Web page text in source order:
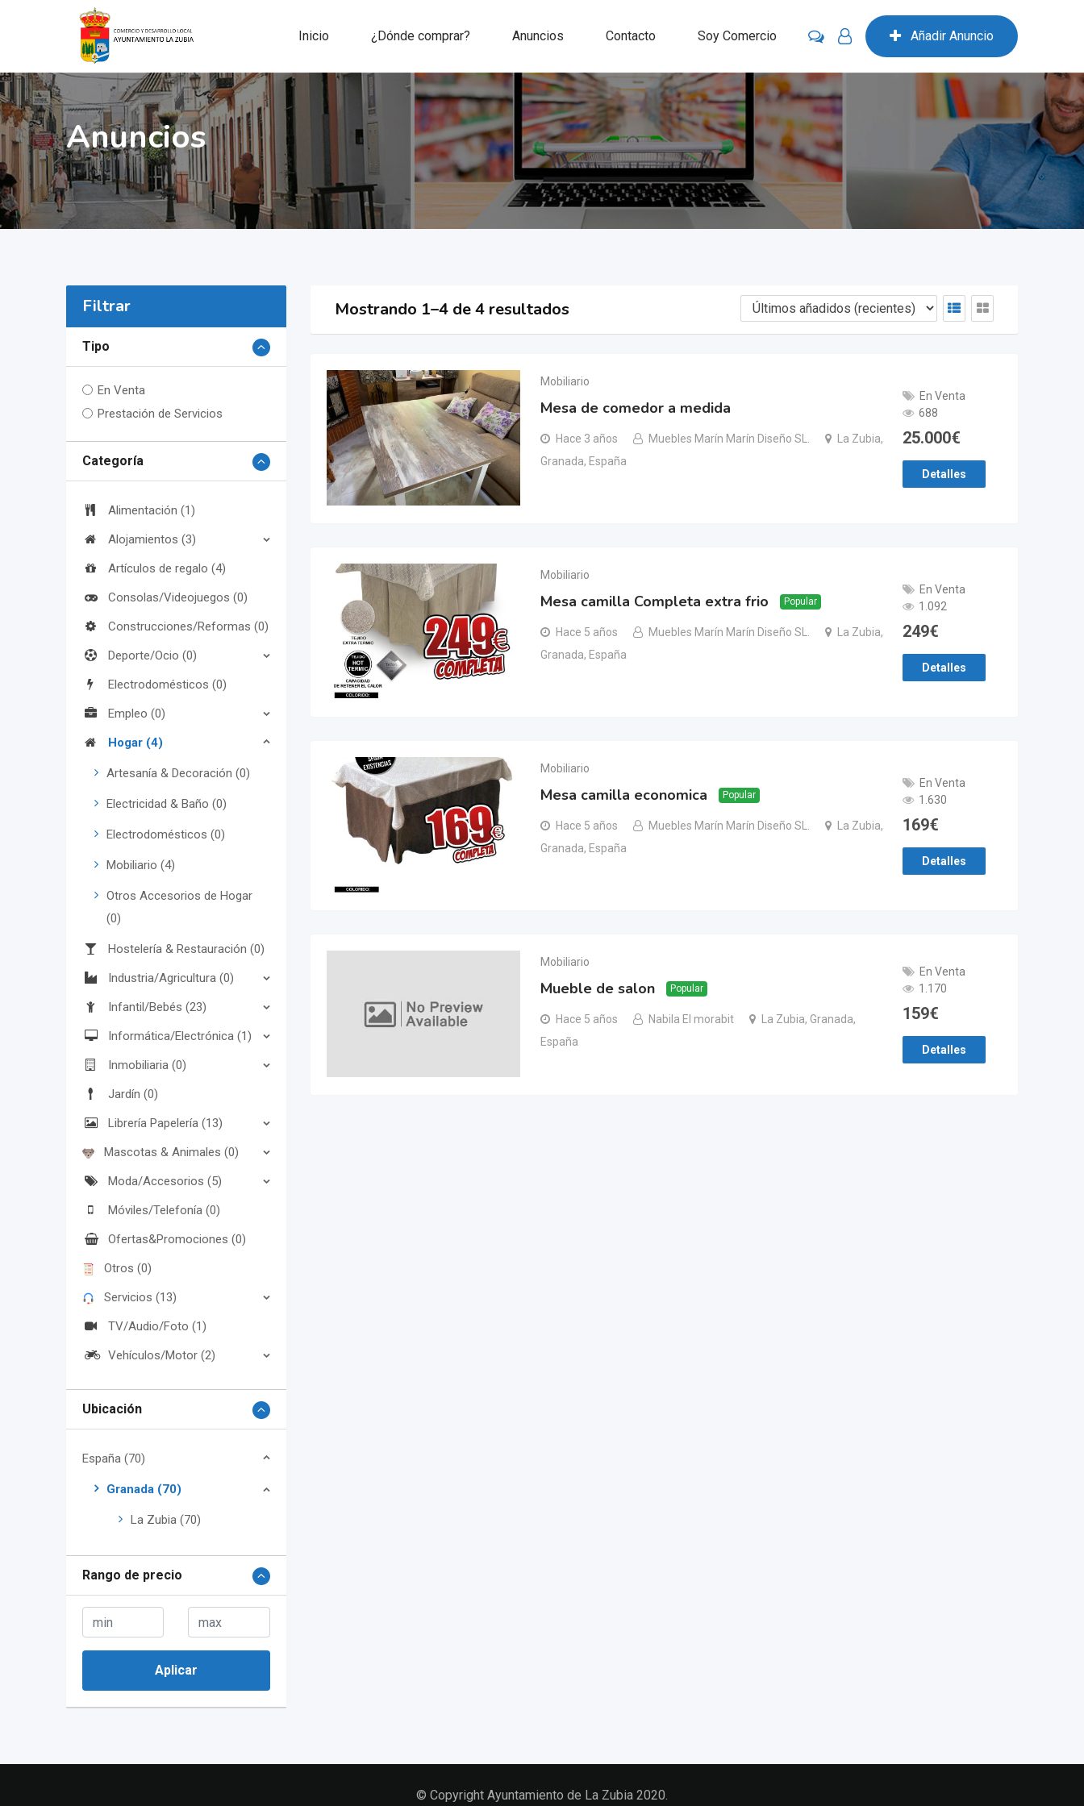
Añadir Anuncio
Inicio ¿Dónde comprar? Anuncios Contacto Soy Comercio
Anuncios
Filtrar
Tipo
En Venta
Prestación de Servicios
Categoría
Alimentación (1)
Alojamientos (3)
Artículos de regalo (4)
Consolas/Videojuegos (0)
Construcciones/Reformas (0)
Deporte/Ocio (0)
Electrodomésticos (0)
Empleo (0)
Hogar (4)
Artesanía & Decoración (0)
Electricidad & Baño (0)
Electrodomésticos (0)
Mobiliario (4)
Otros Accesorios de Hogar
(0)
Hostelería & Restauración (0)
Industria/Agricultura (0)
Infantil/Bebés (23)
Informática/Electrónica (1)
Inmobiliaria (0)
Jardín (0)
Librería Papelería (13)
Mascotas & Animales (0)
Moda/Accesorios (5)
Móviles/Telefonía (0)
Ofertas&Promociones (0)
Otros (0)
Servicios (13)
TV/Audio/Foto (1)
Vehículos/Motor (2)
Ubicación
España (70)
Granada (70)
La Zubia (70)
Rango de precio
Aplicar
Mostrando 1–4 de 4 resultados
Mobiliario
Mesa de comedor a medida
Hace 3 años Muebles Marín Marín Diseño SL.
La Zubia,
Granada, España
En Venta
688
25.000€
Detalles
Mobiliario
Mesa camilla Completa extra frio Popular
Hace 5 años Muebles Marín Marín Diseño SL.
La Zubia,
Granada, España
En Venta
1.092
249€
Detalles
Mobiliario
Mesa camilla economica Popular
Hace 5 años Muebles Marín Marín Diseño SL.
La Zubia,
Granada, España
En Venta
1.630
169€
Detalles
Mobiliario
Mueble de salon Popular
Hace 5 años Nabila El morabit
La Zubia, Granada,
España
En Venta
1.170
159€
Detalles
© Copyright Ayuntamiento de La Zubia 2020.